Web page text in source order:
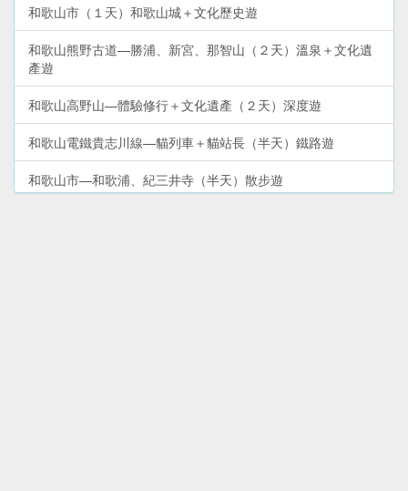
和歌山市（１天）和歌山城＋文化歷史遊
和歌山熊野古道—勝浦、新宮、那智山（２天）溫泉＋文化遺
產遊
和歌山高野山—體驗修行＋文化遺產（２天）深度遊
和歌山電鐵貴志川線—貓列車＋貓站長（半天）鐵路遊
和歌山市—和歌浦、紀三井寺（半天）散步遊